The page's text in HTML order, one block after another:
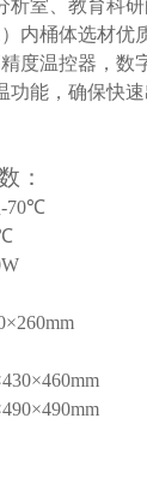
室、教育科研
）内桶体选材优
度温控器，数
能，确保快速
：
-70℃
×260mm
430×460mm
490×490mm